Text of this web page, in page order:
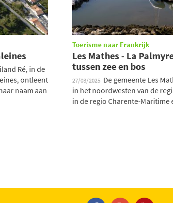
Ré, in de
ontleent
naam aan
Toerisme naar Frankrijk
Les Mathes - La
tussen zee en bos
27/03/2025 De gemeente Les
in het noordwesten van de
in de regio Charente-Maritime